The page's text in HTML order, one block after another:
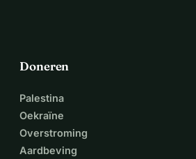
Doneren
Palestina
Oekraïne
Overstroming
Aardbeving